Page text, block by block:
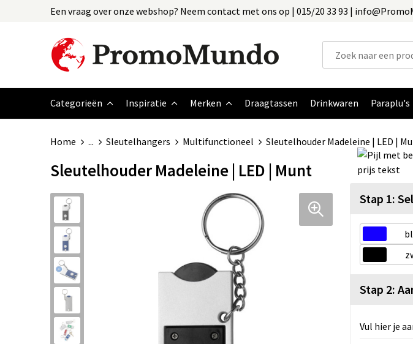
Een vraag over onze webshop? Neem contact met ons op | 015/20 33 93 |
Categorieën Inspiratie Merken Draagtassen Drinkwaren Paraplu's
Home ... Sleutelhangers Multifunctioneel Sleutelhouder Madeleine | LED |
Sleutelhouder Madeleine | LED | Munt
Stap 1:
Stap 2:
Vul hier je